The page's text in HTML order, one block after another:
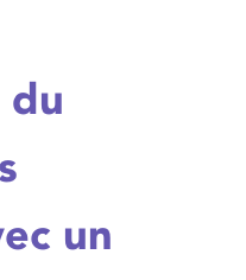
un